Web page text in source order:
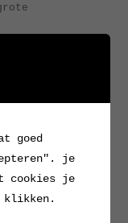
aan:
goed
je
cookies je